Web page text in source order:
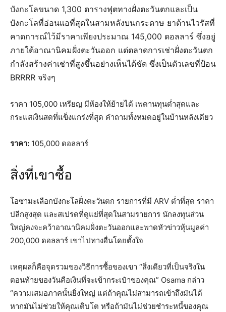
บังกะโลขนาด 1,300 ตารางฟุตทางฝั่งตะวันตกและเป็น
บังกะโลที่อ่อนแอที่สุดในสามหลังบนกระดาษ ยาต้านไวรัสที่
คาดการณ์ไว้มีราคาเพียงประมาณ 145,000 ดอลลาร์ ซึ่งอยู่
ภายใต้อาณานิคมฝั่งตะวันออก แต่ตลาดการเช่าฝั่งตะวันตก
กำลังสร้างค่าเช่าที่สูงขึ้นอย่างเห็นได้ชัด ซึ่งเป็นตัวเลขที่ป้อน
BRRRR จริงๆ
ราคา 105,000 เหรียญ มีห้องให้ย้ายได้ เพดานทุนต่ำสุดและ
กระแสเงินสดที่แข็งแกร่งที่สุด คำถามทั้งหมดอยู่ในบ้านหลังเดียว
ราคา: 105,000 ดอลลาร์
สิ่งที่เขาซื้อ
โอซามะเลือกบังกะโลฝั่งตะวันตก รายการที่มี ARV ต่ำที่สุด ราคา
ปลีกสูงสุด และสเปรดที่ดูแย่ที่สุดในสามรายการ นักลงทุนส่วน
ใหญ่คงจะคว้าอาณานิคมฝั่งตะวันออกและพาดหัวข่าวหุ้นมูลค่า
200,000 ดอลลาร์ เขาไปทางอื่นโดยตั้งใจ
เหตุผลก็คือจุดรวมของวิธีการซื้อของเขา “สิ่งเดียวที่เป็นจริงใน
ตอนท้ายของวันคือเงินที่จะเข้ากระเป๋าของคุณ” Osama กล่าว
“ความเสมอภาคนั้นยิ่งใหญ่ แต่ถ้าคุณไม่สามารถเข้าถึงมันได้
หากมันไม่ช่วยให้คุณเติบโต หรือถ้ามันไม่ช่วยชำระหนี้ของคุณ